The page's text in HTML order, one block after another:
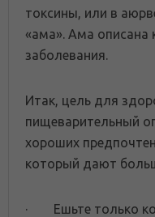
токсины, или в
«ама». Ама описана
заболевания.
Итак, цель для
пищеварительный
хороших
который дают
· Ешьте только